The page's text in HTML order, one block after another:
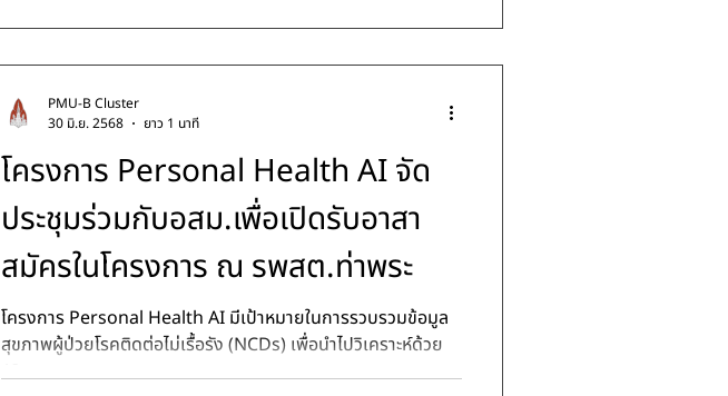
โครงการ Personal Health AI จัด
ประชุมร่วมกับอสม.เพื่อเปิดรับอาสา
สมัครในโครงการ ณ รพสต.ท่าพระ
โครงการ Personal Health AI มีเป้าหมายในการรวบรวมข้อมูล
สุขภาพผู้ป่วยโรคติดต่อไม่เรื้อรัง (NCDs) เพื่อนำไปวิเคราะห์ด้วย
AI...
PMU-B Cluster
30 มิ.ย. 2568
ยาว 1 นาที